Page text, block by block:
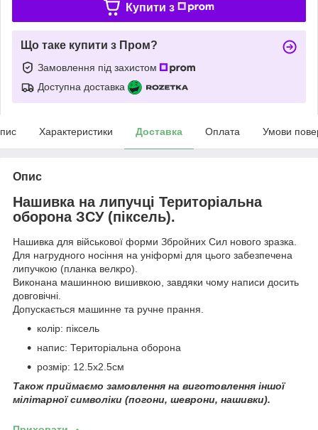
Купити з
Що таке купити з Пром?
Замовлення під захистом
Доступна доставка
Характеристики Доставка Оплата Умови
Опис
Нашивка на липучці Територіальна
оборона ЗСУ (піксель).
Нашивка для військової форми Збройних Сил нового зразка.
Для нагрудного носіння на уніформі для цього забезпечена
липучкою (планка велкро).
Виконана машинною вишивкою, завдяки чому написи досить
довговічні.
Допускається машинне та ручне прання.
колір: піксель
напис: Територіальна оборона
розмір: 12.5х2.5см
Також приймаємо замовлення на виготовлення іншої
мілітарної символіки (погони, шеврони, нашивки).